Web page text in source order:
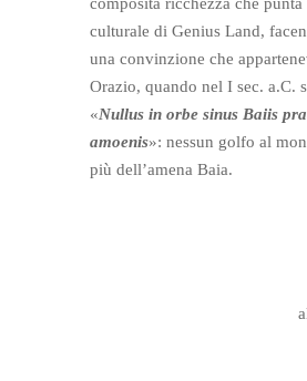
composita ricchezza che
culturale di Genius Land,
una convinzione che
Orazio, quando nel I sec. a.C.
«Nullus in orbe sinus Baiis
amoenis»: nessun golfo al
più dell’amena Baia.